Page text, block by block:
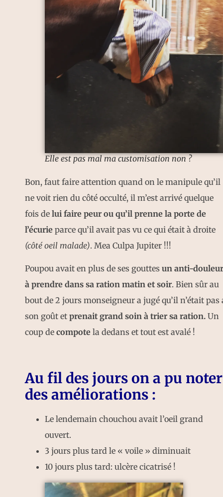
Elle est pas mal ma customisation non ?
Bon, faut faire attention quand on le manipule qu’il
ne voit rien du côté occulté, il m’est arrivé quelque
fois de lui faire peur ou qu’il prenne la porte de
l’écurie parce qu’il avait pas vu ce qui était à droite
(côté oeil malade). Mea Culpa Jupiter !!!
Poupou avait en plus de ses gouttes un anti-douleur
à prendre dans sa ration matin et soir. Bien sûr au
bout de 2 jours monseigneur a jugé qu’il n’était pas
son goût et prenait grand soin à trier sa ration. Un
coup de compote la dedans et tout est avalé !
Au fil des jours on a pu noter
des améliorations :
Le lendemain chouchou avait l’oeil grand
ouvert.
3 jours plus tard le « voile » diminuait
10 jours plus tard: ulcère cicatrisé !